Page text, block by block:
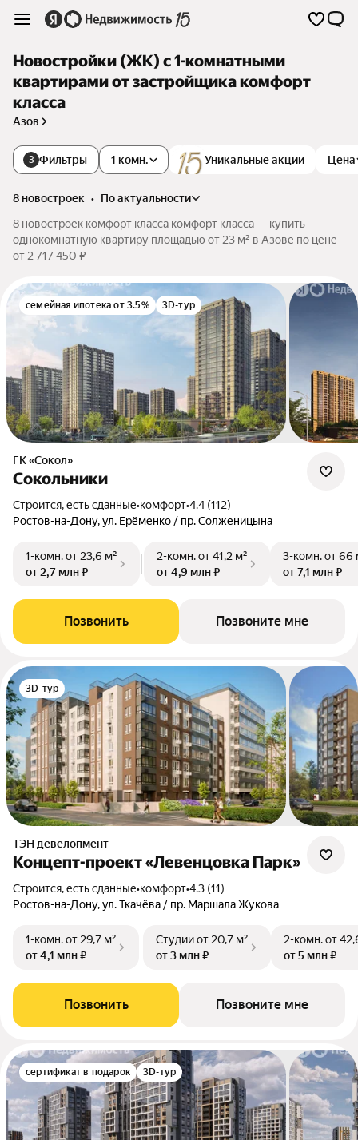
Новостройки (ЖК) с 1-комнатными
квартирами от застройщика комфорт
класса
Азов
3 Фильтры Уникальные акции Цена
1 комн.
8 новостроек •
по актуальности
8 новостроек комфорт класса комфорт класса — купить
однокомнатную квартиру площадью от 23 м² в Азове по цене
от 2 717 450 ₽
семейная ипотека от 3.5% 3D-тур
ГК «Сокол»
Сокольники
Строится, есть сданные•комфорт•4.4 (112)
Ростов-на-Дону, ул. Ерёменко / пр. Солженицына
1-комн.от 23,6 м²
от 2,7 млн ₽
2-комн.от 41,2 м²
от 4,9 млн ₽
3-комн.от 66
от 7,1 млн ₽
Позвонить Позвоните мне
3D-тур
ТЭН девелопмент
Концепт-проект «Левенцовка Парк»
Строится, есть сданные•комфорт•4.3 (11)
Ростов-на-Дону, ул. Ткачёва / пр. Маршала Жукова
1-комн.от 29,7 м²
от 4,1 млн ₽
Студииот 20,7 м²
от 3 млн ₽
2-комн.от
от 5 млн ₽
Позвонить Позвоните мне
сертификат в подарок 3D-тур